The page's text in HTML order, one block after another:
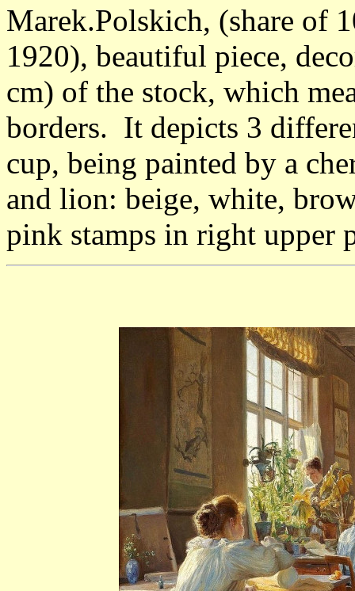
Marek.Polskich, (share of
1920), beautiful piece,
cm) of the stock, which
borders. It depicts 3
cup, being painted by a
and lion: beige, white,
pink stamps in right upper